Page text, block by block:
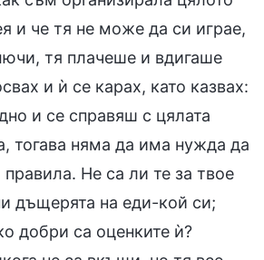
и че тя не може да си играе,
тя плачеше и вдигаше
и ѝ се карах, като казвах:
и се справяш с цялата
тогава няма да има нужда да
Не са ли те за твое
дъщерята на еди-кой си;
добри са оценките ѝ?